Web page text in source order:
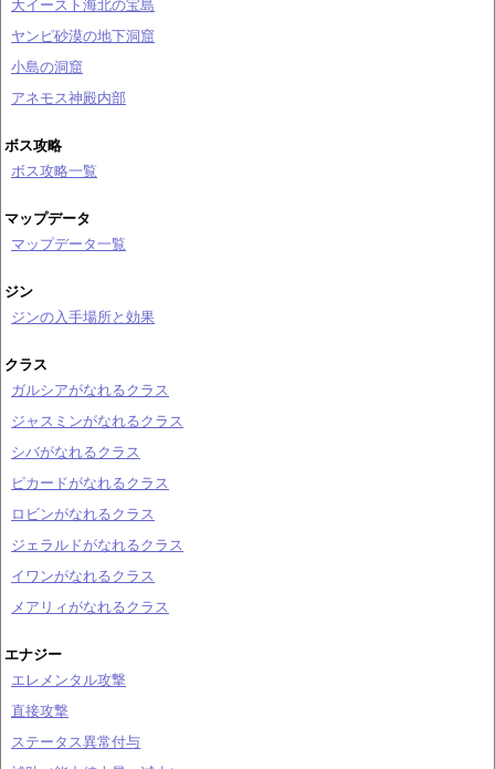
大イースト海北の宝島
ヤンピ砂漠の地下洞窟
小島の洞窟
アネモス神殿内部
ボス攻略
ボス攻略一覧
マップデータ
マップデータ一覧
ジン
ジンの入手場所と効果
クラス
ガルシアがなれるクラス
ジャスミンがなれるクラス
シバがなれるクラス
ピカードがなれるクラス
ロビンがなれるクラス
ジェラルドがなれるクラス
イワンがなれるクラス
メアリィがなれるクラス
エナジー
エレメンタル攻撃
直接攻撃
ステータス異常付与